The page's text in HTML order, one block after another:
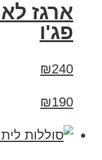
ארגז
פג'ו
₪240
₪190